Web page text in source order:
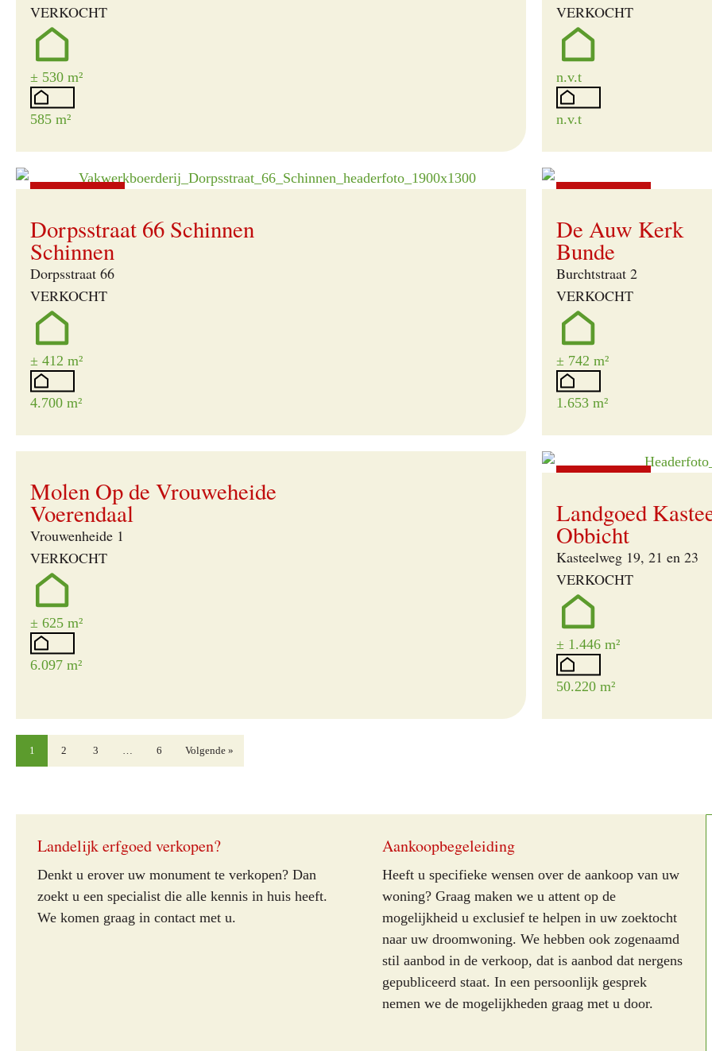
VERKOCHT
± 530 m²
585 m²
VERKOCHT
n.v.t
n.v.t
Dorpsstraat 66 Schinnen
Schinnen
Dorpsstraat 66
VERKOCHT
± 412 m²
4.700 m²
De Auw Kerk
Bunde
Burchtstraat 2
VERKOCHT
± 742 m²
1.653 m²
Verkocht
Molen Op de Vrouweheide
Voerendaal
Vrouwenheide 1
VERKOCHT
± 625 m²
6.097 m²
Landgoed
Obbicht
Kasteelweg 19, 21 en 23
VERKOCHT
± 1.446 m²
50.220 m²
1 2 3 … 6 Volgende »
Landelijk erfgoed verkopen?
Denkt u erover uw monument te verkopen? Dan
zoekt u een specialist die alle kennis in huis heeft.
We komen graag in contact met u.
Aankoopbegeleiding
Heeft u specifieke wensen over de aankoop van uw
woning? Graag maken we u attent op de
mogelijkheid u exclusief te helpen in uw zoektocht
naar uw droomwoning. We hebben ook zogenaamd
stil aanbod in de verkoop, dat is aanbod dat nergens
gepubliceerd staat. In een persoonlijk gesprek
nemen we de mogelijkheden graag met u door.